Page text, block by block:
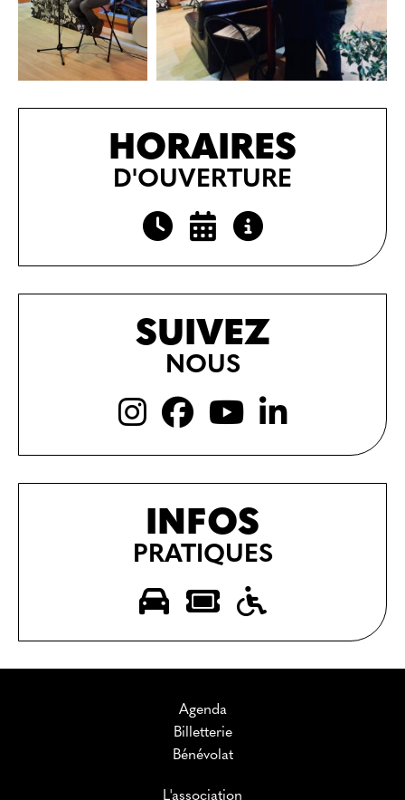
HORAIRES
D'OUVERTURE
SUIVEZ
NOUS
INFOS
PRATIQUES
Agenda
Billetterie
Bénévolat
L'association